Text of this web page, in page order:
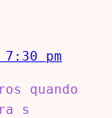
pm
quando
s